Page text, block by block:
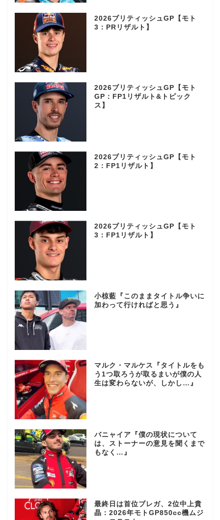
2026ブリティッシュGP【モト
3：PRリザルト】
2026ブリティッシュGP【モト
GP：FP1リザルト&トピック
ス】
2026ブリティッシュGP【モト
2：FP1リザルト】
2026ブリティッシュGP【モト
3：FP1リザルト】
小椋藍『このままタイトル争いに
加わって行ければと思う』
マルク・マルケス『タイトルをも
う1つ取ろうが取るまいが僕の人
生は変わらないが、しかし…』
バニャイア『僕の現状について
は、ストーナーの意見を聞くまで
もなく…』
最終日は首位ブレガ、2位中上貴
晶：2026年モトGP850cc機ムジ